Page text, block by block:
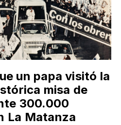
un papa visitó la
misa de
300.000
La Matanza